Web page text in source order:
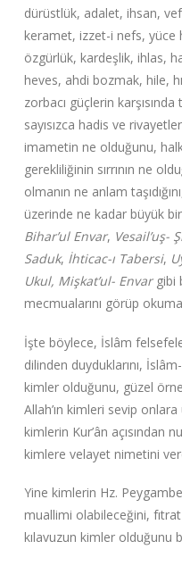
dürüstlük, adalet, ihsan,
keramet, izzet-i nefs,
özgürlük, kardeşlik, ihlas,
heves, ahdi bozmak, hile,
zorbacı güçlerin
sayısızca hadis ve
imametin ne olduğunu,
gerekliliğinin sırrının ne
olmanın ne anlam
üzerinde ne kadar büyük
Bihar’ul Envar, Vesail’uş-
Saduk, İhticac-ı Tabersi,
Ukul, Mişkat’ul- Envargibi
mecmualarını görüp
İşte böylece, İslâm
dilinden duyduklarını,
kimler olduğunu, güzel
Allah’ın kimleri sevip onlara
kimlerin Kur’ân açısından
kimlere velayet nimetini
Yine kimlerin Hz.
muallimi olabileceğini,
kılavuzun kimler olduğunu